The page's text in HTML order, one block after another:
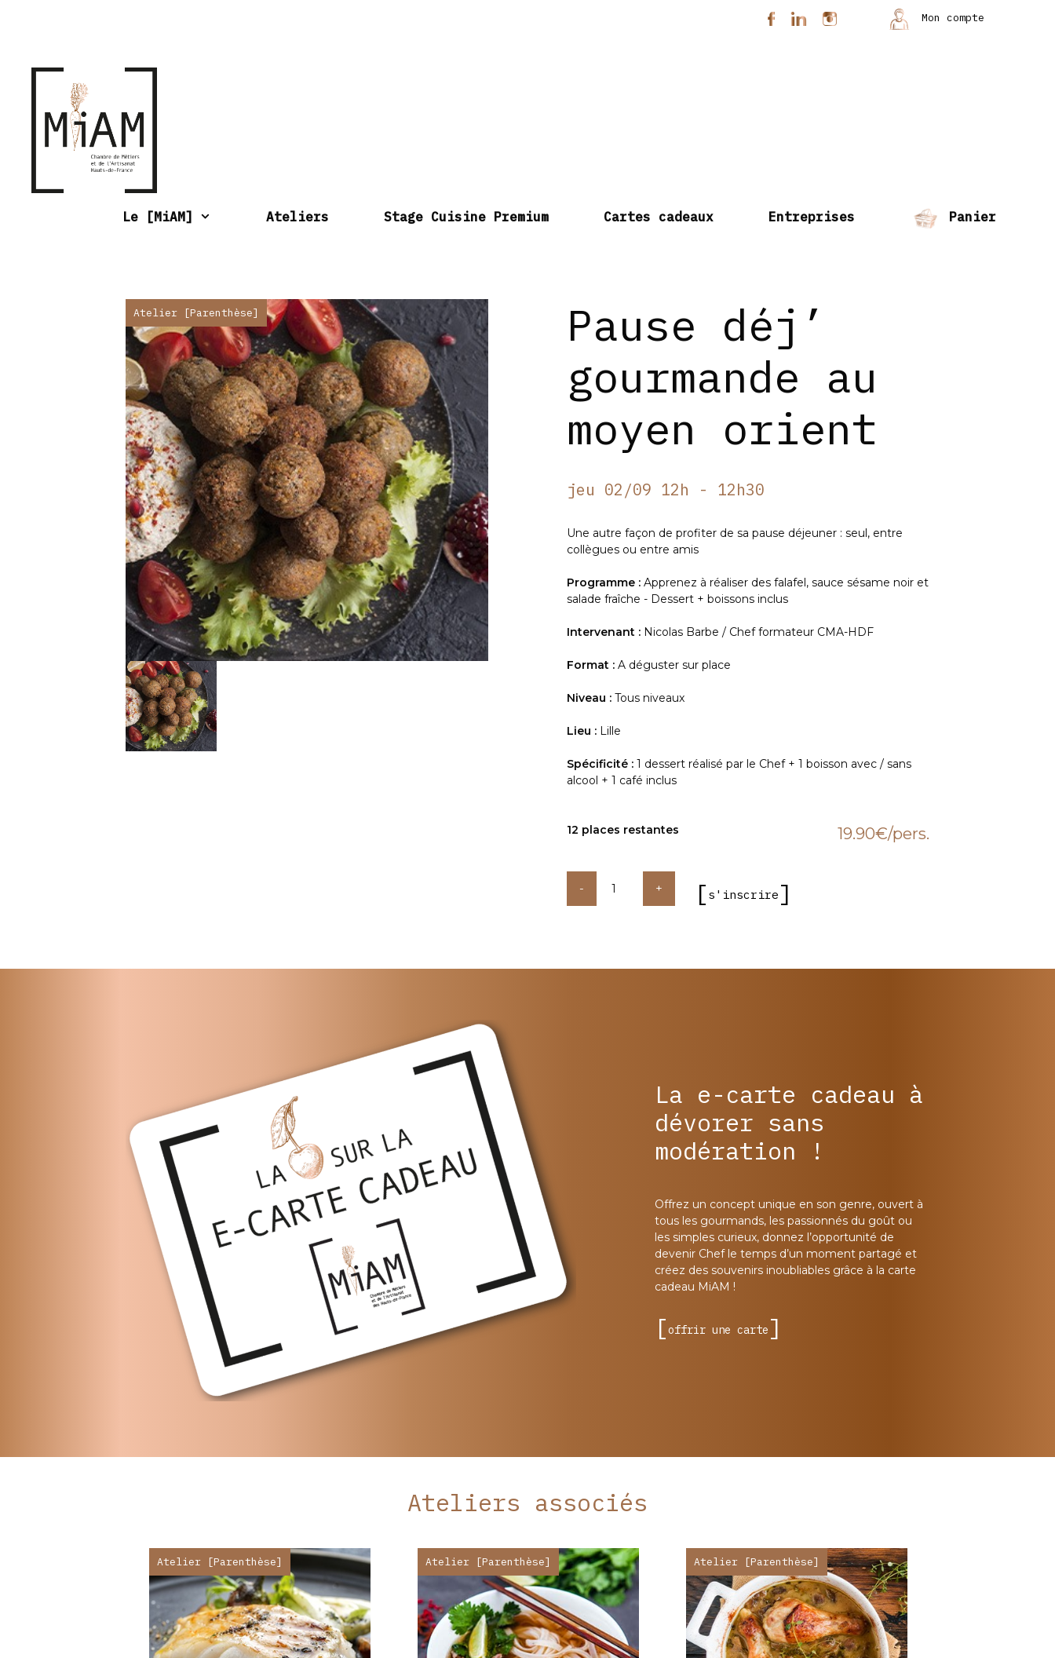
Mon compte
Le [MiAM] Ateliers Stage Cuisine Premium Cartes cadeaux Entreprises Panier
Atelier [Parenthèse]
Pause déj’
gourmande au
moyen orient
jeu 02/09 12h - 12h30
Une autre façon de profiter de sa pause déjeuner : seul, entre
collègues ou entre amis
Programme : Apprenez à réaliser des falafel, sauce sésame noir et
salade fraîche - Dessert + boissons inclus
Intervenant : Nicolas Barbe / Chef formateur CMA-HDF
Format : A déguster sur place
Niveau : Tous niveaux
Lieu : Lille
Spécificité : 1 dessert réalisé par le Chef + 1 boisson avec / sans
alcool + 1 café inclus
12 places restantes 19.90€/pers.
quantité
Pause
s'inscrire
La e-carte cadeau à
dévorer sans
modération !
Offrez un concept unique en son genre, ouvert à
tous les gourmands, les passionnés du goût ou
les simples curieux, donnez l’opportunité de
devenir Chef le temps d’un moment partagé et
créez des souvenirs inoubliables grâce à la carte
cadeau MiAM !
offrir une carte
Ateliers associés
Atelier [Parenthèse] Atelier [Parenthèse] Atelier [Parenthèse]